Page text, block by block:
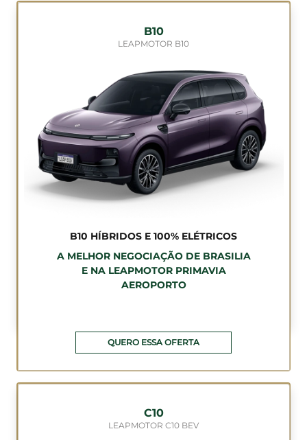
B10
LEAPMOTOR B10
B10 HÍBRIDOS E 100% ELÉTRICOS
A MELHOR NEGOCIAÇÃO DE BRASILIA
E NA LEAPMOTOR PRIMAVIA
AEROPORTO
QUERO ESSA OFERTA
C10
LEAPMOTOR C10 BEV